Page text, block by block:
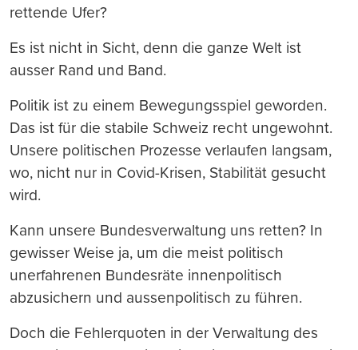
rettende Ufer?
Es ist nicht in Sicht, denn die ganze Welt ist
ausser Rand und Band.
Politik ist zu einem Bewegungsspiel geworden.
Das ist für die stabile Schweiz recht ungewohnt.
Unsere politischen Prozesse verlaufen langsam,
wo, nicht nur in Covid-Krisen, Stabilität gesucht
wird.
Kann unsere Bundesverwaltung uns retten? In
gewisser Weise ja, um die meist politisch
unerfahrenen Bundesräte innenpolitisch
abzusichern und aussenpolitisch zu führen.
Doch die Fehlerquoten in der Verwaltung des